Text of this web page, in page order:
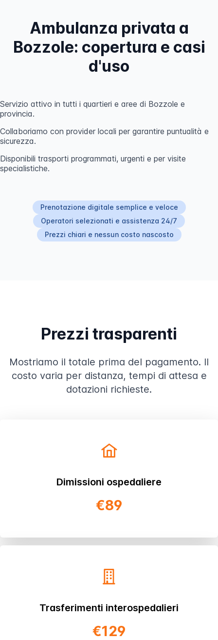
Ambulanza privata a
Bozzole: copertura e casi
d'uso
Servizio attivo in tutti i quartieri e aree di Bozzole e
provincia.
Collaboriamo con provider locali per garantire puntualità e
sicurezza.
Disponibili trasporti programmati, urgenti e per visite
specialistiche.
Prenotazione digitale semplice e veloce
Operatori selezionati e assistenza 24/7
Prezzi chiari e nessun costo nascosto
Prezzi trasparenti
Mostriamo il totale prima del pagamento. Il
costo varia per distanza, tempi di attesa e
dotazioni richieste.
Dimissioni ospedaliere
€89
Trasferimenti interospedalieri
€129